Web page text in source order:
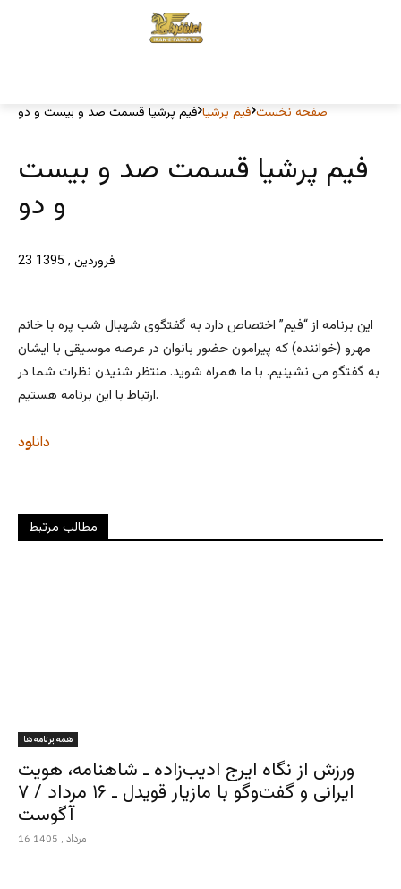
صفحه نخست فیم پرشیا فیم پرشیا قسمت صد و بیست و دو
فیم پرشیا قسمت صد و بیست
و دو
23 فروردین , 1395
این برنامه از “فیم” اختصاص دارد به گفتگوی شهبال شب پره با خانم
مهرو (خواننده) که پیرامون حضور بانوان در عرصه موسیقی با ایشان
به گفتگو می نشینیم. با ما همراه شوید. منتظر شنیدن نظرات شما در
ارتباط با این برنامه هستیم.
دانلود
مطالب مرتبط
همه برنامه ها
ورزش از نگاه ایرج ادیب‌زاده ـ شاهنامه، هویت
ایرانی و گفت‌وگو با مازیار قویدل ـ ۱۶ مرداد / ۷
آگوست
16 مرداد , 1405